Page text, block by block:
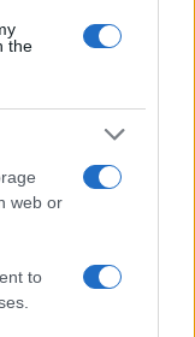
the
web or
to
e